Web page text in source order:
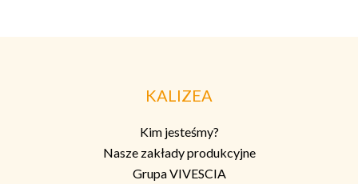
KALIZEA
Kim jesteśmy?
Nasze zakłady produkcyjne
Grupa VIVESCIA